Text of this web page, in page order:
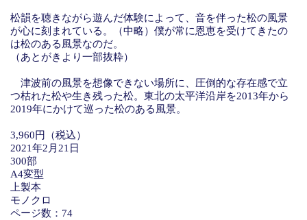
松韻を聴きながら遊んだ体験によって、音を伴った松の風景
が心に刻まれている。（中略）僕が常に恩恵を受けてきたの
は松のある風景なのだ。
（あとがきより一部抜粋）
津波前の風景を想像できない場所に、圧倒的な存在感で立
つ枯れた松や生き残った松。東北の太平洋沿岸を2013年から
2019年にかけて巡った松のある風景。
3,960円（税込）
2021年2月21日
300部
A4変型
上製本
モノクロ
ページ数：74